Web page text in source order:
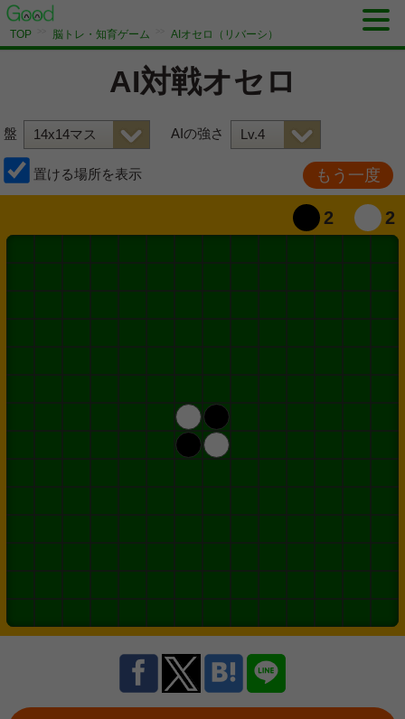
TOP 脳トレ・知育ゲーム AIオセロ（リバーシ）
AI対戦オセロ
盤 AIの強さ
置ける場所を表示 もう一度
2 2